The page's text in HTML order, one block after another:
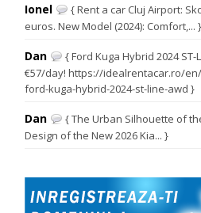
Ionel
{ Rent a car Cluj Airport:
euros. New Model (2024): Comfort,... }
Dan
{ Ford Kuga Hybrid 2024
€57/day! https://idealrentacar.ro/
ford-kuga-hybrid-2024-st-line-awd }
Dan
{ The Urban Silhouette of
Design of the New 2026 Kia... }